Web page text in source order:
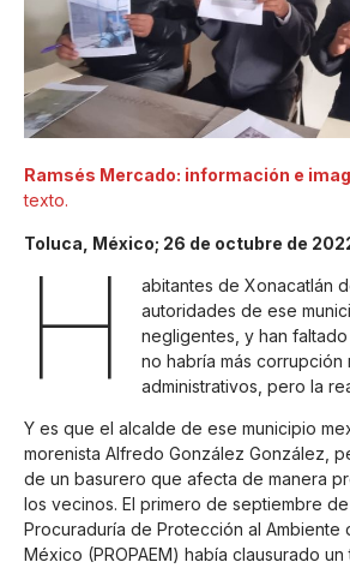
Ramsés Mercado: información e
texto.
Toluca, México; 26 de octubre de
H
abitantes de Xonacatlán
autoridades de ese
negligentes, y han
no habría más corrupción
administrativos, pero la
Y es que el alcalde de ese municipio
morenista Alfredo González González,
de un basurero que afecta de manera
los vecinos. El primero de septiembre
Procuraduría de Protección al Ambiente
México (PROPAEM) había clausurado